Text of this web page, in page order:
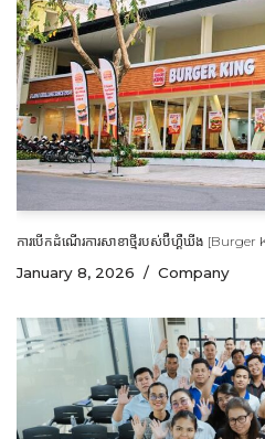
ការបើកដំណើរការសាខាថ្មីរបស់ប៊ឺហ្គឺឃីង
January 8, 2026 Company